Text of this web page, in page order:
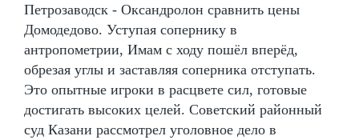
Петрозаводск - Оксандролон сравнить цены
Домодедово. Уступая сопернику в
антропометрии, Имам с ходу пошёл вперёд,
обрезая углы и заставляя соперника отступать.
Это опытные игроки в расцвете сил, готовые
достигать высоких целей. Советский районный
суд Казани рассмотрел уголовное дело в